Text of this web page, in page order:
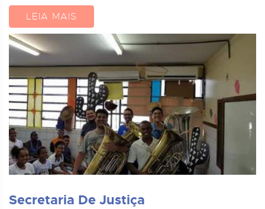
LEIA MAIS
Secretaria De Justiça